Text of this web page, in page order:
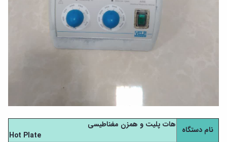
نام دستگاه
هات پلیت و همزن مغناطیسی
Hot Plate